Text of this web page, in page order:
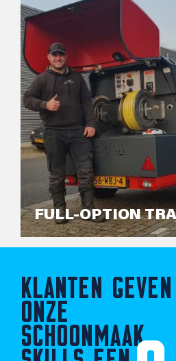
FULL-OPTION
KLANTEN GEVEN
ONZE
SCHOONMAAK